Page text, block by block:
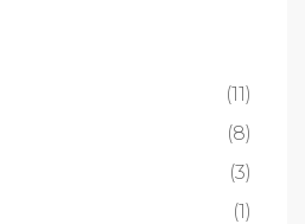
(11)
(8)
(3)
(1)